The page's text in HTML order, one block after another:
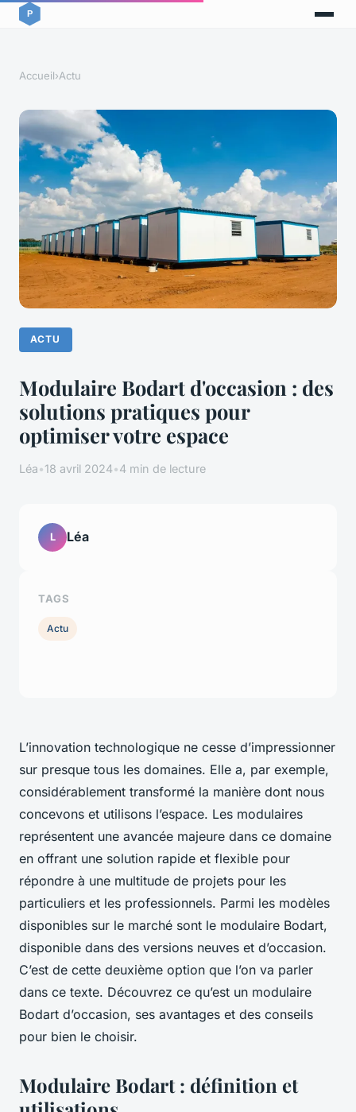
Accueil›Actu
ACTU
Modulaire Bodart d'occasion : des
solutions pratiques pour
optimiser votre espace
Léa•18 avril 2024•4 min de lecture
L’innovation technologique ne cesse d’impressionner
sur presque tous les domaines. Elle a, par exemple,
considérablement transformé la manière dont nous
concevons et utilisons l’espace. Les modulaires
représentent une avancée majeure dans ce domaine
en offrant une solution rapide et flexible pour
répondre à une multitude de projets pour les
particuliers et les professionnels. Parmi les modèles
disponibles sur le marché sont le modulaire Bodart,
disponible dans des versions neuves et d’occasion.
C’est de cette deuxième option que l’on va parler
dans ce texte. Découvrez ce qu’est un modulaire
Bodart d’occasion, ses avantages et des conseils
pour bien le choisir.
Modulaire Bodart : définition et
L Léa
TAGS
Actu